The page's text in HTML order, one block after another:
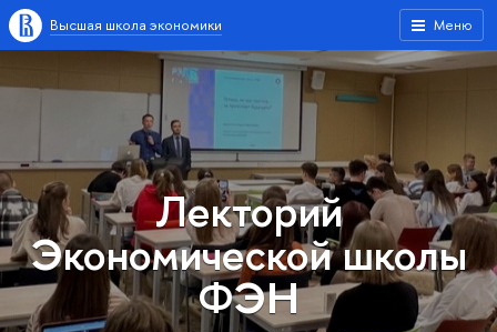
Меню
Высшая школа экономики
Лекторий
Экономической школы
ФЭН